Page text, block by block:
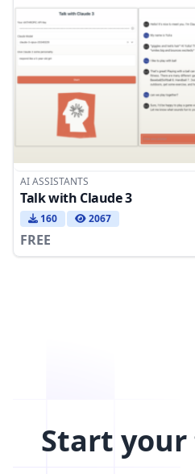
AI ASSISTANTS
Talk with Claude 3
160 2067
FREE
Start